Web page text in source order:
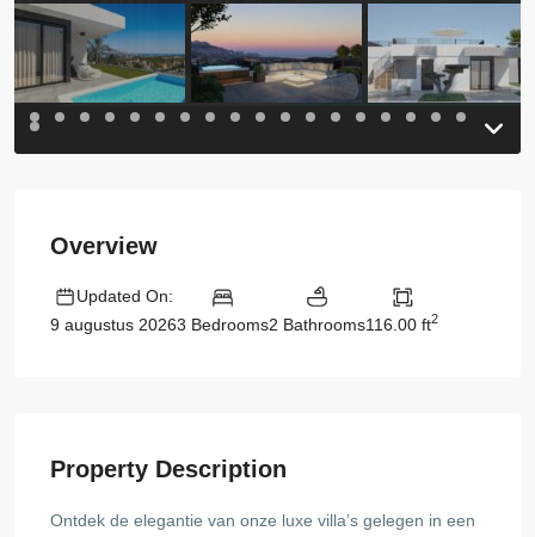
Previous
Overview
Updated On:
9 augustus 20263 Bedrooms2 Bathrooms116.00 ft2
Property Description
Ontdek de elegantie van onze luxe villa’s gelegen in een